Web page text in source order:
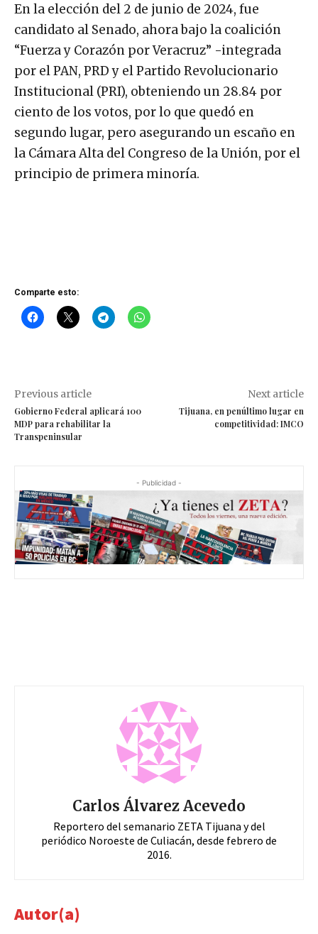
En la elección del 2 de junio de 2024, fue
candidato al Senado, ahora bajo la coalición
“Fuerza y Corazón por Veracruz” -integrada
por el PAN, PRD y el Partido Revolucionario
Institucional (PRI), obteniendo un 28.84 por
ciento de los votos, por lo que quedó en
segundo lugar, pero asegurando un escaño en
la Cámara Alta del Congreso de la Unión, por el
principio de primera minoría.
Comparte esto:
Previous article
Gobierno Federal aplicará 100
MDP para rehabilitar la
Transpeninsular
Next article
Tijuana, en penúltimo lugar en
competitividad: IMCO
- Publicidad -
Carlos Álvarez Acevedo
Reportero del semanario ZETA Tijuana y del
periódico Noroeste de Culiacán, desde febrero de
2016.
Autor(a)